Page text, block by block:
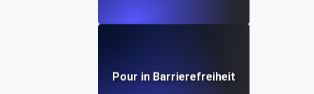
Pour in Barrierefreiheit